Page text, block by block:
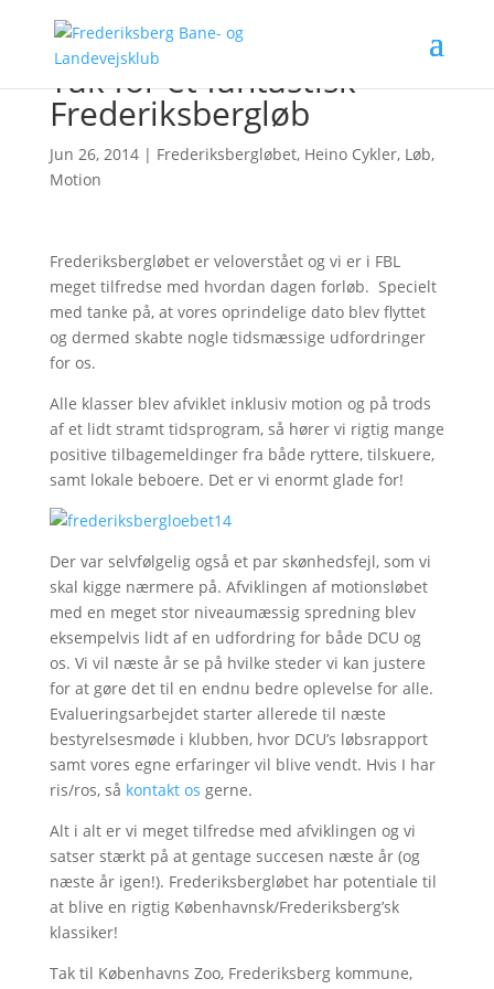
Tak for et fantastisk
Frederiksbergløb
Jun 26, 2014| Frederiksbergløbet, Heino Cykler, Løb,
Motion
Frederiksbergløbet er veloverstået og vi er i FBL
meget tilfredse med hvordan dagen forløb. Specielt
med tanke på, at vores oprindelige dato blev flyttet
og dermed skabte nogle tidsmæssige udfordringer
for os.
Alle klasser blev afviklet inklusiv motion og på trods
af et lidt stramt tidsprogram, så hører vi rigtig mange
positive tilbagemeldinger fra både ryttere, tilskuere,
samt lokale beboere. Det er vi enormt glade for!
Der var selvfølgelig også et par skønhedsfejl, som vi
skal kigge nærmere på. Afviklingen af motionsløbet
med en meget stor niveaumæssig spredning blev
eksempelvis lidt af en udfordring for både DCU og
os. Vi vil næste år se på hvilke steder vi kan justere
for at gøre det til en endnu bedre oplevelse for alle.
Evalueringsarbejdet starter allerede til næste
bestyrelsesmøde i klubben, hvor DCU’s løbsrapport
samt vores egne erfaringer vil blive vendt. Hvis I har
ris/ros, så kontakt os gerne.
Alt i alt er vi meget tilfredse med afviklingen og vi
satser stærkt på at gentage succesen næste år (og
næste år igen!). Frederiksbergløbet har potentiale til
at blive en rigtig Københavnsk/Frederiksberg’sk
klassiker!
Tak til Københavns Zoo, Frederiksberg kommune,